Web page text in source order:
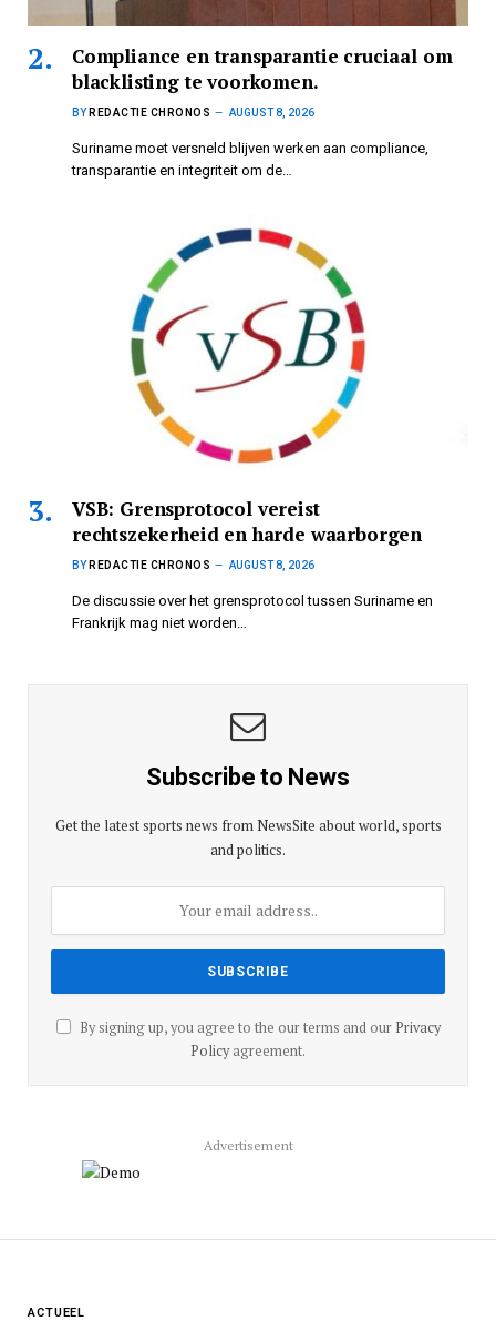
Compliance en transparantie cruciaal om
blacklisting te voorkomen.
BY REDACTIE CHRONOS AUGUST 8, 2026
Suriname moet versneld blijven werken aan compliance,
transparantie en integriteit om de…
VSB: Grensprotocol vereist
rechtszekerheid en harde waarborgen
BY REDACTIE CHRONOS AUGUST 8, 2026
De discussie over het grensprotocol tussen Suriname en
Frankrijk mag niet worden…
Subscribe to News
Get the latest sports news from NewsSite about world, sports
and politics.
By signing up, you agree to the our terms and our Privacy
Policyagreement.
Advertisement
ACTUEEL